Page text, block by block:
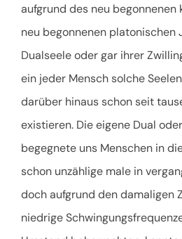
aufgrund des neu begonnenen
neu begonnenen platonischen
Dualseele oder gar ihrer
ein jeder Mensch solche
darüber hinaus schon seit
existieren. Die eigene Dual
begegnete uns Menschen in
schon unzählige male in
doch aufgrund den damaligen
niedrige